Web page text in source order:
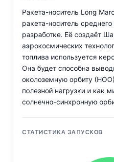
Ракета-носитель Long
ракета-носитель
разработке. Её создаёт
аэрокосмических
топлива используется
Она будет способна
околоземную орбиту
полезной нагрузки и как
солнечно-синхронную
СТАТИСТИКА ЗАПУСКОВ